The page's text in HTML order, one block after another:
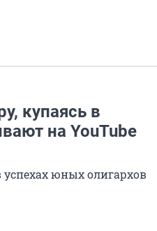
купаясь в
на YouTube
успехах юных олигархов